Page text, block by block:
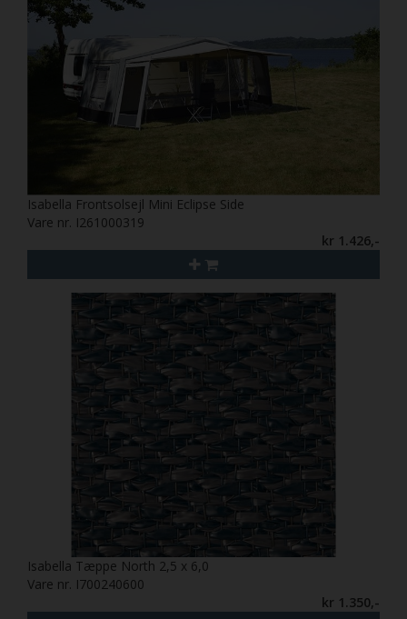
Isabella Frontsolsejl Mini Eclipse Side
Vare nr. I261000319
kr 1.426,-
Isabella Tæppe North 2,5 x 6,0
Vare nr. I700240600
kr 1.350,-